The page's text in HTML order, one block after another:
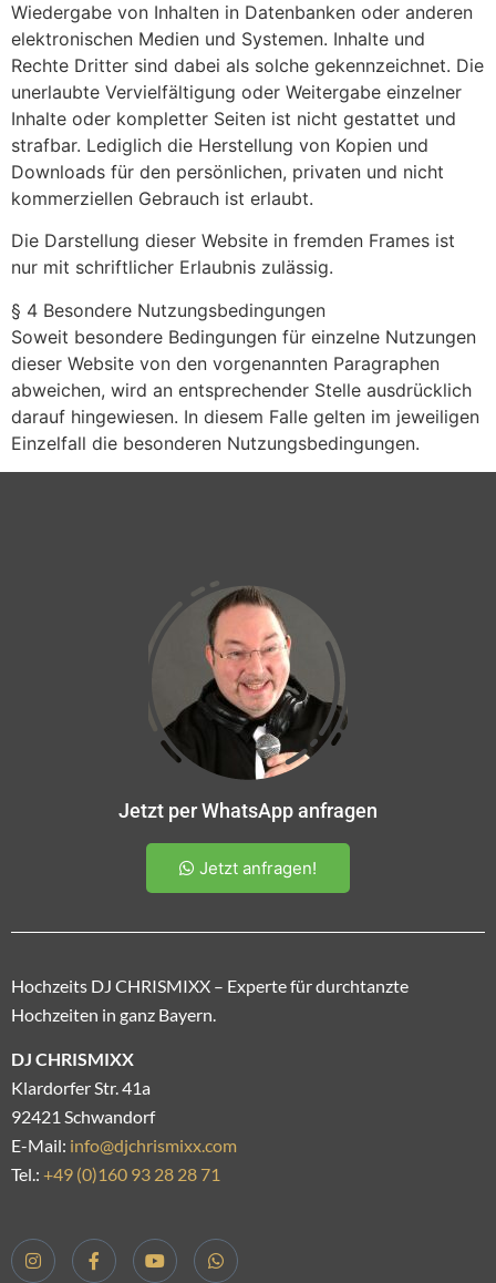
Wiedergabe von Inhalten in Datenbanken oder anderen
elektronischen Medien und Systemen. Inhalte und
Rechte Dritter sind dabei als solche gekennzeichnet. Die
unerlaubte Vervielfältigung oder Weitergabe einzelner
Inhalte oder kompletter Seiten ist nicht gestattet und
strafbar. Lediglich die Herstellung von Kopien und
Downloads für den persönlichen, privaten und nicht
kommerziellen Gebrauch ist erlaubt.
Die Darstellung dieser Website in fremden Frames ist
nur mit schriftlicher Erlaubnis zulässig.
§ 4 Besondere Nutzungsbedingungen
Soweit besondere Bedingungen für einzelne Nutzungen
dieser Website von den vorgenannten Paragraphen
abweichen, wird an entsprechender Stelle ausdrücklich
darauf hingewiesen. In diesem Falle gelten im jeweiligen
Einzelfall die besonderen Nutzungsbedingungen.
Jetzt per WhatsApp anfragen
Jetzt anfragen!
Hochzeits DJ CHRISMIXX – Experte für durchtanzte
Hochzeiten in ganz Bayern.
DJ CHRISMIXX
Klardorfer Str. 41a
92421 Schwandorf
E-Mail: info@djchrismixx.com
Tel.: +49 (0)160 93 28 28 71